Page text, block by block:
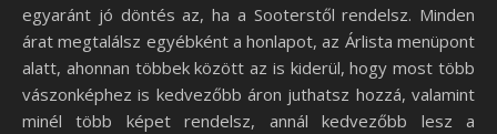
egyaránt jó döntés az, ha a Sooterstől rendelsz. Minden
árat megtalálsz egyébként a honlapot, az Árlista menüpont
alatt, ahonnan többek között az is kiderül, hogy most több
vászonképhez is kedvezőbb áron juthatsz hozzá, valamint
minél több képet rendelsz, annál kedvezőbb lesz a